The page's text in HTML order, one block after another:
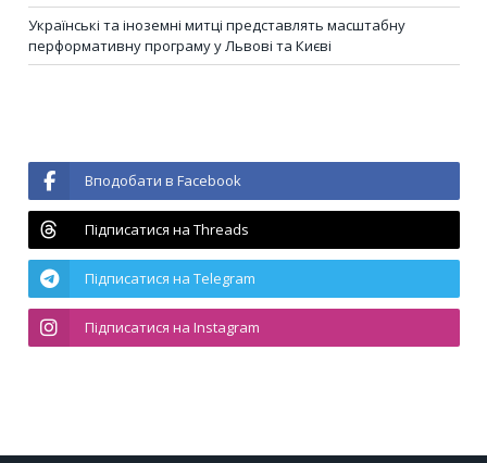
Українські та іноземні митці представлять масштабну
перформативну програму у Львові та Києві
Вподобати в Facebook
Підписатися на Threads
Підписатися на Telegram
Підписатися на Instagram